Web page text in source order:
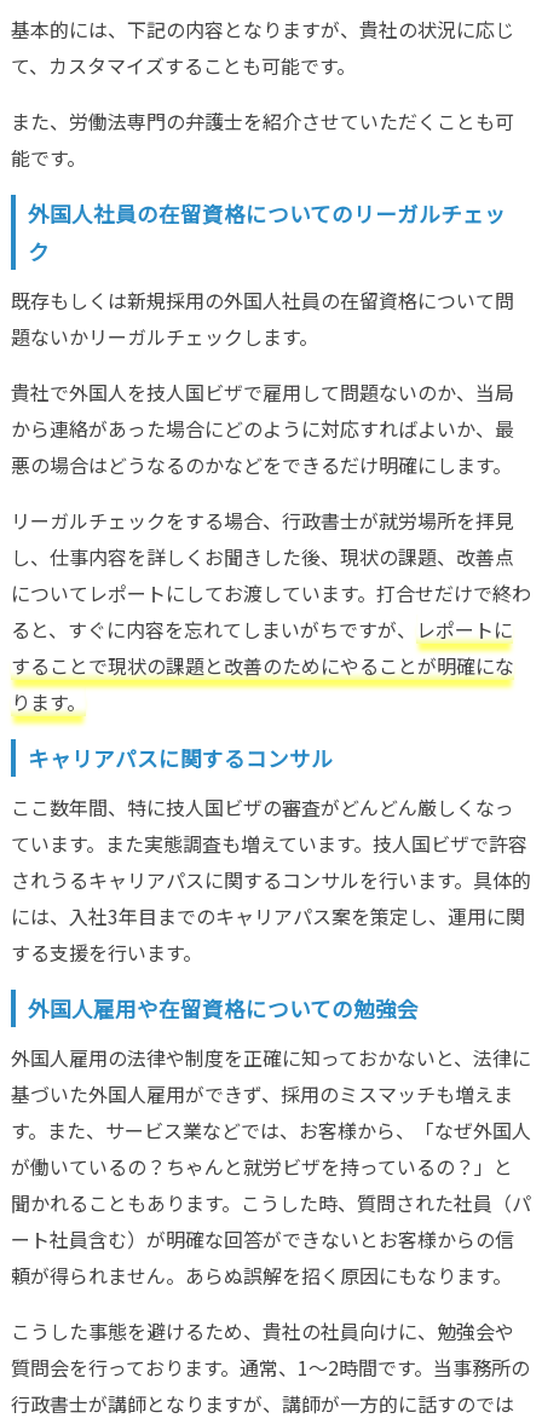
基本的には、下記の内容となりますが、貴社の状況に応じ
て、カスタマイズすることも可能です。
また、労働法専門の弁護士を紹介させていただくことも可
能です。
外国人社員の在留資格についてのリーガルチェッ
ク
既存もしくは新規採用の外国人社員の在留資格について問
題ないかリーガルチェックします。
貴社で外国人を技人国ビザで雇用して問題ないのか、当局
から連絡があった場合にどのように対応すればよいか、最
悪の場合はどうなるのかなどをできるだけ明確にします。
リーガルチェックをする場合、行政書士が就労場所を拝見
し、仕事内容を詳しくお聞きした後、現状の課題、改善点
についてレポートにしてお渡しています。打合せだけで終わ
ると、すぐに内容を忘れてしまいがちですが、 レポートに
することで現状の課題と改善のためにやることが明確にな
ります。
キャリアパスに関するコンサル
ここ数年間、特に技人国ビザの審査がどんどん厳しくなっ
ています。また実態調査も増えています。技人国ビザで許容
されうるキャリアパスに関するコンサルを行います。具体的
には、入社3年目までのキャリアパス案を策定し、運用に関
する支援を行います。
外国人雇用や在留資格についての勉強会
外国人雇用の法律や制度を正確に知っておかないと、法律に
基づいた外国人雇用ができず、採用のミスマッチも増えま
す。また、サービス業などでは、お客様から、「なぜ外国人
が働いているの？ちゃんと就労ビザを持っているの？」と
聞かれることもあります。こうした時、質問された社員（パ
ート社員含む）が明確な回答ができないとお客様からの信
頼が得られません。あらぬ誤解を招く原因にもなります。
こうした事態を避けるため、貴社の社員向けに、勉強会や
質問会を行っております。通常、1～2時間です。当事務所の
行政書士が講師となりますが、講師が一方的に話すのでは